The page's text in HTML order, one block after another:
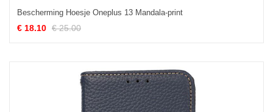
Bescherming Hoesje Oneplus 13 Mandala-print
€ 18.10 € 25.00